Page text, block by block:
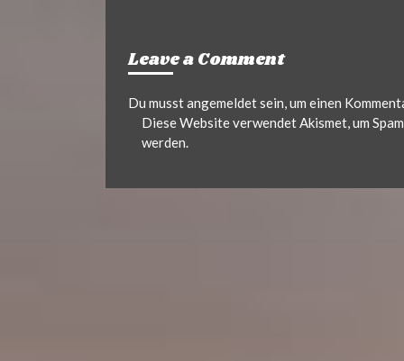
Leave a Comment
Du musstangemeldetsein, um einen
Diese Website verwendet Akismet, um
werden.